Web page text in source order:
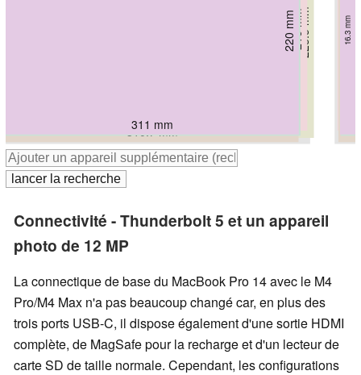
323 mm
230 mm 22 mm
327 mm
223.5 mm 17.6 mm
320 mm
216 mm 19 mm
310.7 mm
228 mm 17.99 mm
312.6 mm
221.2 mm 15.5 mm
312.6 mm
221.2 mm 15.5 mm
311 mm
220 mm 16.3 mm
Connectivité - Thunderbolt 5 et un appareil
photo de 12 MP
La connectique de base du MacBook Pro 14 avec le M4
Pro/M4 Max n'a pas beaucoup changé car, en plus des
trois ports USB-C, il dispose également d'une sortie HDMI
complète, de MagSafe pour la recharge et d'un lecteur de
carte SD de taille normale. Cependant, les configurations